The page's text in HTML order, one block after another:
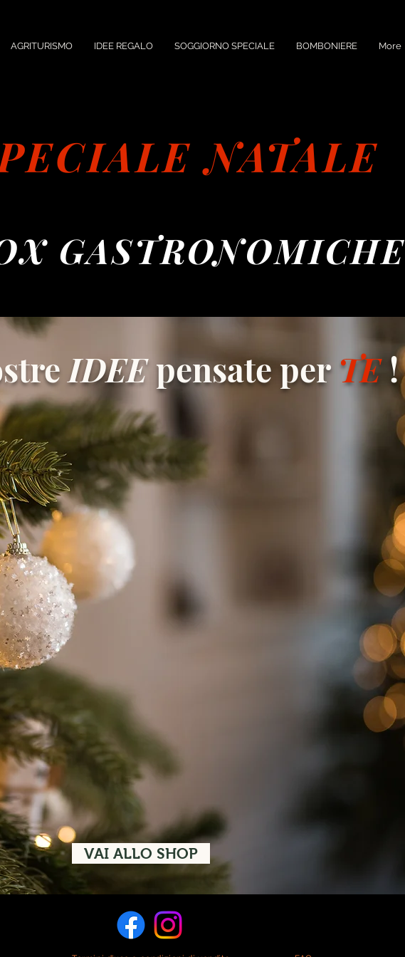
AGRITURISMO IDEE REGALO SOGGIORNO SPECIALE BOMBONIERE More
NATALE
GASTRONOMICHE
IDEEpensate per TE !
VAI ALLO SHOP